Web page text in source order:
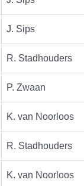
J. Sips
R. Stadhouders
P. Zwaan
K. van Noorloos
R. Stadhouders
K. van Noorloos